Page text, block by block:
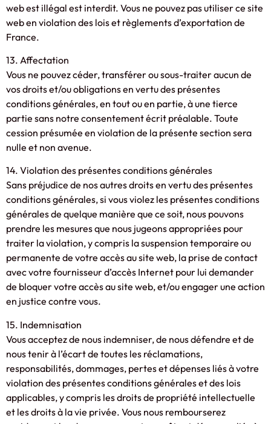
web est illégal est interdit. Vous ne pouvez pas utiliser ce site
web en violation des lois et règlements d’exportation de
France.
13. Affectation
Vous ne pouvez céder, transférer ou sous-traiter aucun de
vos droits et/ou obligations en vertu des présentes
conditions générales, en tout ou en partie, à une tierce
partie sans notre consentement écrit préalable. Toute
cession présumée en violation de la présente section sera
nulle et non avenue.
14. Violation des présentes conditions générales
Sans préjudice de nos autres droits en vertu des présentes
conditions générales, si vous violez les présentes conditions
générales de quelque manière que ce soit, nous pouvons
prendre les mesures que nous jugeons appropriées pour
traiter la violation, y compris la suspension temporaire ou
permanente de votre accès au site web, la prise de contact
avec votre fournisseur d’accès Internet pour lui demander
de bloquer votre accès au site web, et/ou engager une action
en justice contre vous.
15. Indemnisation
Vous acceptez de nous indemniser, de nous défendre et de
nous tenir à l’écart de toutes les réclamations,
responsabilités, dommages, pertes et dépenses liés à votre
violation des présentes conditions générales et des lois
applicables, y compris les droits de propriété intellectuelle
et les droits à la vie privée. Vous nous rembourserez